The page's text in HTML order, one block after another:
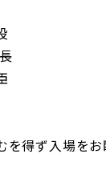
得ず入場をお